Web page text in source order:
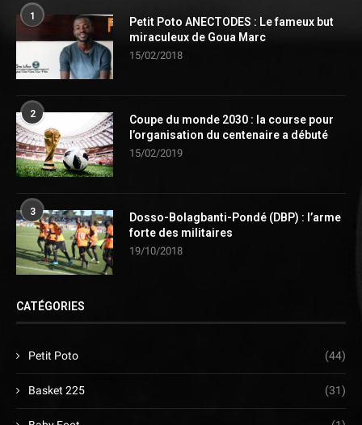
1
Petit Poto ANECTODES : Le fameux but
miraculeux de Goua Marc
15/02/2018
2
Coupe du monde 2030 : la course pour
l’organisation du centenaire a débuté
15/02/2019
3
Dosso-Bolagbanti-Pondé (DBP) : l’arme
forte des militaires
19/10/2018
CATÉGORIES
Petit Poto (44)
Basket 225 (31)